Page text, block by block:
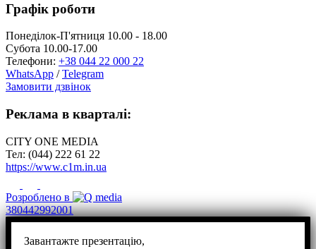
Графік роботи
Понеділок-П'ятниця 10.00 - 18.00
Субота 10.00-17.00
Телефони: +38 044 22 000 22
WhatsApp /Telegram
Замовити дзвінок
Реклама в кварталі:
CITY ONE MEDIA
Тел: (044) 222 61 22
https://www.c1m.in.ua
Розроблено в
380442992001
Завантажте презентацію,